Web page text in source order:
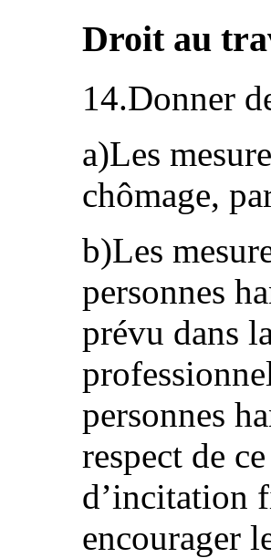
Droit au
14.Donner
a)Les
chômage,
b)Les
personnes
prévu dans
personnes
respect de
d’incitation
encourager